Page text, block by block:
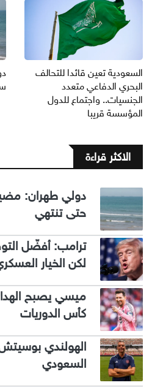
السعودية تعين قائدا للتحالف
البحري الدفاعي متعدد
الجنسيات.. واجتماع للدول
المؤسسة قريبا
الاكثر قراءة
دولي طهران:
حتى تنتهي
ترامب: أفضّل
لكن الخيار
ميسي يصبح
كأس الدوريات
الهولندي
السعودي